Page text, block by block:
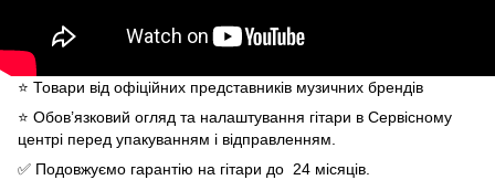
⭐️ Товари від офіційних представників музичних брендів
⭐️ Обов’язковий огляд та налаштування гітари в Сервісному
центрі перед упакуванням і відправленням.
✅ Подовжуємо гарантію на гітари до 24 місяців.